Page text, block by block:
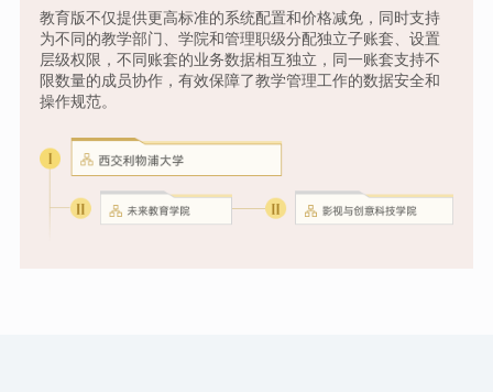
教育版不仅提供更高标准的系统配置和价格减免，同时支持
为不同的教学部门、学院和管理职级分配独立子账套、设置
层级权限，不同账套的业务数据相互独立，同一账套支持不
限数量的成员协作，有效保障了教学管理工作的数据安全和
操作规范。